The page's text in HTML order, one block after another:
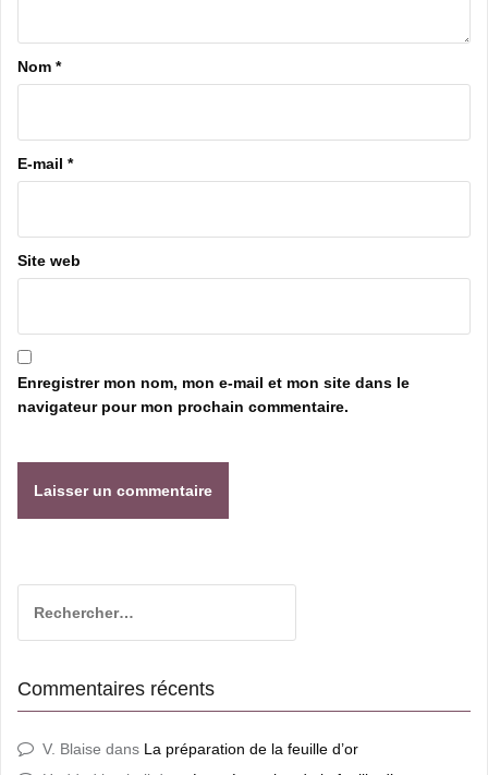
Nom *
E-mail *
Site web
Enregistrer mon nom, mon e-mail et mon site dans le
navigateur pour mon prochain commentaire.
Commentaires récents
V. Blaise dans La préparation de la feuille d’or